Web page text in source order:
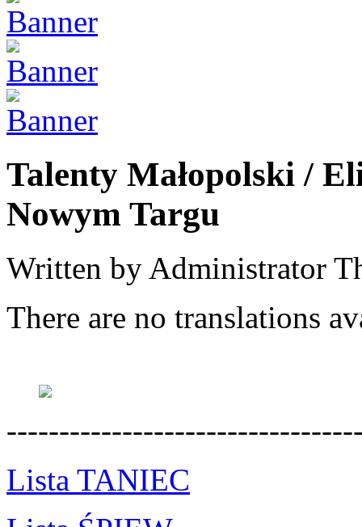
Talenty Małopolski /
Nowym Targu
Written by Administrator
There are no translations
Lista TANIEC